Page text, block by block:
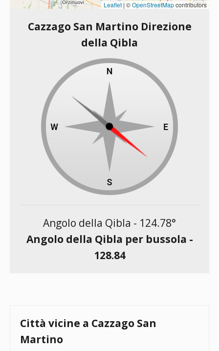
Leaflet | ©OpenStreetMapcontributors
Cazzago San Martino Direzione
della Qibla
Angolo della Qibla - 124.78°
Angolo della Qibla per bussola -
128.84
Città vicine a Cazzago San
Martino